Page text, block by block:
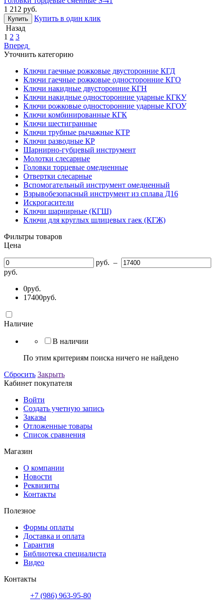
1 212 руб.
Купить
Купить в один клик
Назад
1 2 3
Вперед
Уточнить категорию
Ключи гаечные рожковые двусторонние КГД
Ключи гаечные рожковые односторонние КГО
Ключи накидные двусторонние КГН
Ключи накидные односторонние ударные КГКУ
Ключи рожковые односторонние ударные КГОУ
Ключи комбинированные КГК
Ключи шестигранные
Ключи трубные рычажные КТР
Ключи разводные КР
Шарнирно-губцевый инструмент
Молотки слесарные
Головки торцевые омедненные
Отвертки слесарные
Вспомогательный инструмент омедненный
Взрывобезопасный инструмент из сплава Д16
Искрогасители
Ключи шарнирные (КГШ)
Ключи для круглых шлицевых гаек (КГЖ)
Фильтры товаров
Цена
руб. –
руб.
0руб.
17400руб.
Наличие
В наличии
По этим критериям поиска ничего не найдено
Сбросить Закрыть
Кабинет покупателя
Войти
Создать учетную запись
Заказы
Отложенные товары
Список сравнения
Магазин
О компании
Новости
Реквизиты
Контакты
Полезное
Формы оплаты
Доставка и оплата
Гарантия
Библиотека специалиста
Видео
Контакты
+7 (986) 963-95-80